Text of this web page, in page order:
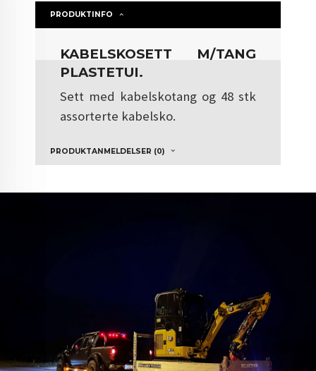
PRODUKTINFO
KABELSKOSETT M/TANG
PLASTETUI.
Sett med kabelskotang og 48 stk
assorterte kabelsko.
PRODUKTANMELDELSER (0)